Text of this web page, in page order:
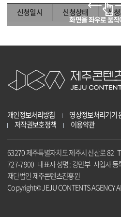
신청일시 신청상태 신
개인정보처리방침
영상정보처리기기
저작권보호정책
이용약관
63270 제주특별자치도 제주시 신산로 82
727-7900 대표자 성명 : 강민부 사업자
재단법인 제주콘텐츠진흥원
Copyright© JEJU CONTENTS AGENCY